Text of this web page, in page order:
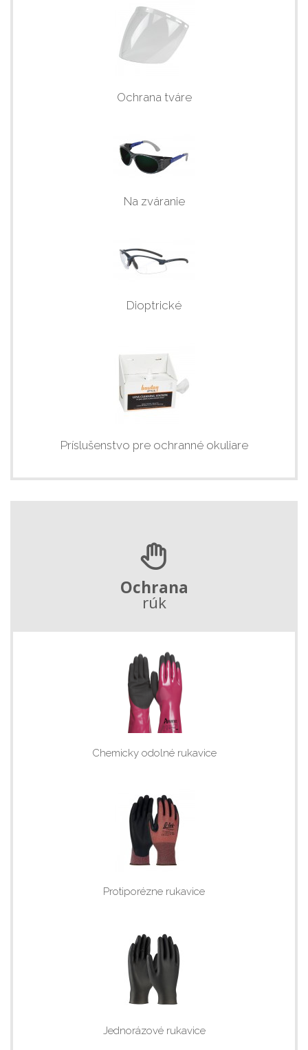
Ochrana tváre
Na zváranie
Dioptrické
Príslušenstvo pre ochranné okuliare
Ochrana
rúk
Chemicky odolné rukavice
Protiporézne rukavice
Jednorázové rukavice